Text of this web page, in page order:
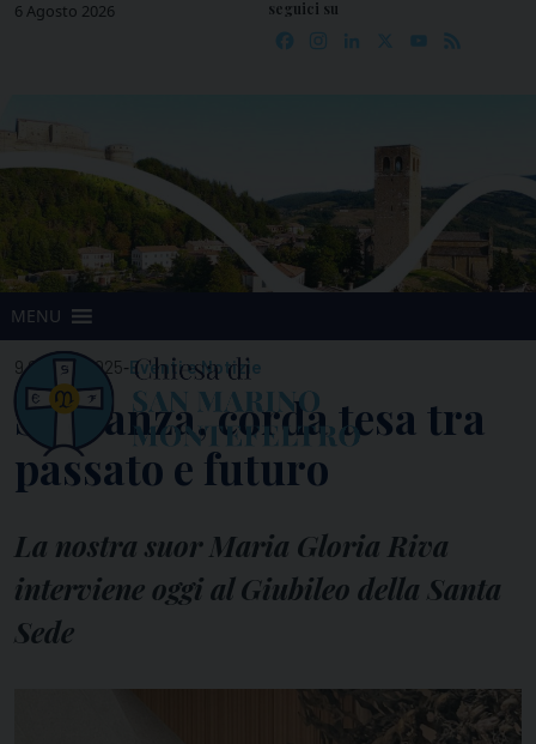
Skip6 Agosto 2026 seguici su
Facebook
Instagram
LinkedIn YouTube
MENU
9 Giugno 2025-Eventi e Notizie
Speranza, corda tesa tra
passato e futuro
La nostra suor Maria Gloria Riva
interviene oggi al Giubileo della Santa
Sede